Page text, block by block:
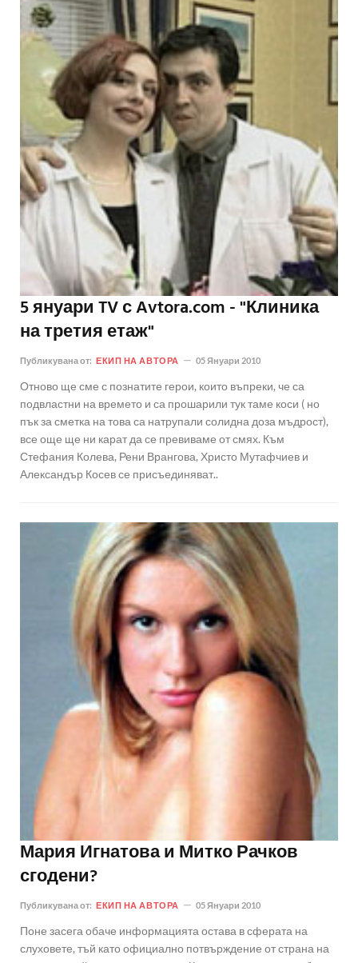
5 януари TV с Avtora.com - "Клиника
на третия етаж"
Публикувана от: ЕКИП НА АВТОРА 05 Януари 2010
Отново ще сме с познатите герои, които въпреки, че са
подвластни на времето и са прошарили тук таме коси ( но
пък за сметка на това са натрупали солидна доза мъдрост),
все още ще ни карат да се превиваме от смях. Към
Стефания Колева, Рени Врангова, Христо Мутафчиев и
Александър Косев се присъединяват..
Мария Игнатова и Митко Рачков
сгодени?
Публикувана от: ЕКИП НА АВТОРА 05 Януари 2010
Поне засега обаче информацията остава в сферата на
слуховете, тъй като официално потвърждение от страна на